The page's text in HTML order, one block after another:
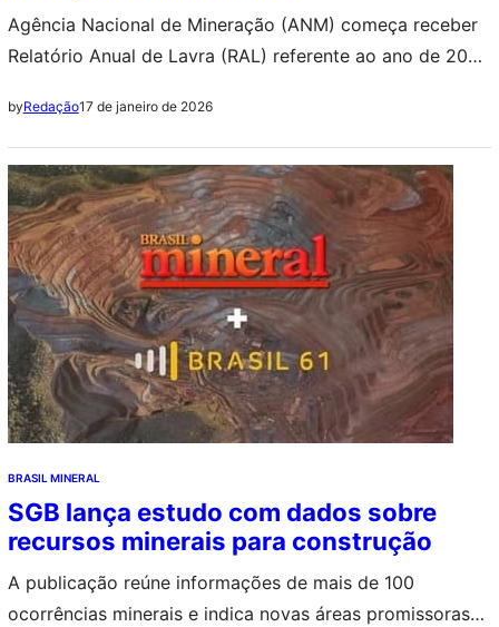
Agência Nacional de Mineração (ANM) começa receber
Relatório Anual de Lavra (RAL) referente ao ano de 2025
byRedação17 de janeiro de 2026
BRASIL MINERAL
SGB lança estudo com dados sobre
recursos minerais para construção
A publicação reúne informações de mais de 100
ocorrências minerais e indica novas áreas promissoras